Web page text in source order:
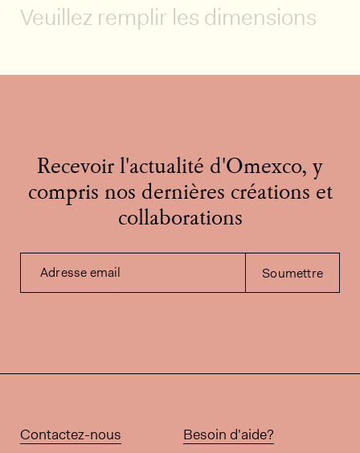
Veuillez remplir les dimensions
Recevoir l'actualité d'Omexco, y
compris nos dernières créations et
collaborations
Adresse email Soumettre
Contactez-nous
Besoin d'aide?